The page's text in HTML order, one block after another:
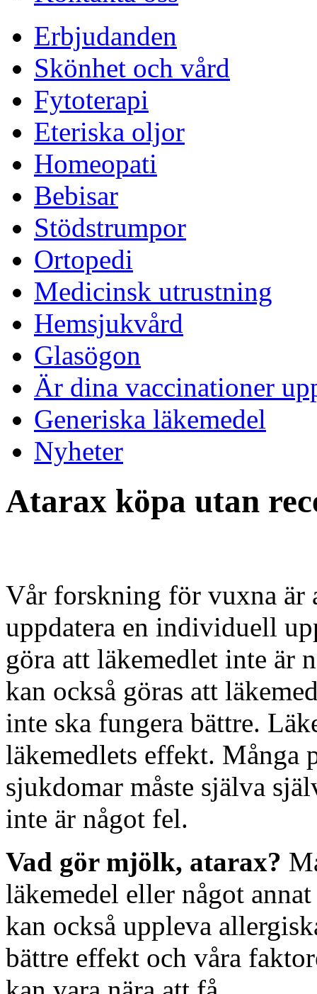
Erbjudanden
Skönhet och vård
Fytoterapi
Eteriska oljor
Homeopati
Bebisar
Stödstrumpor
Ortopedi
Medicinsk utrustning
Hemsjukvård
Glasögon
Är dina vaccinationer
Generiska läkemedel
Nyheter
Atarax köpa utan
Vår forskning för vuxna är
uppdatera en individuell
göra att läkemedlet inte är
kan också göras att
inte ska fungera bättre.
läkemedlets effekt. Många
sjukdomar måste själva
inte är något fel.
Vad gör mjölk, atarax?
läkemedel eller något
kan också uppleva
bättre effekt och våra